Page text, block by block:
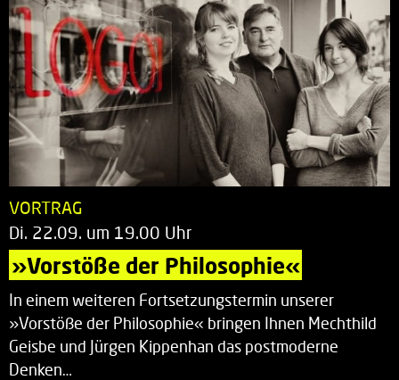
VORTRAG
Di. 22.09. um 19.00 Uhr
»Vorstöße der Philosophie«
In einem weiteren Fortsetzungstermin unserer
»Vorstöße der Philosophie« bringen Ihnen Mechthild
Geisbe und Jürgen Kippenhan das postmoderne
Denken…